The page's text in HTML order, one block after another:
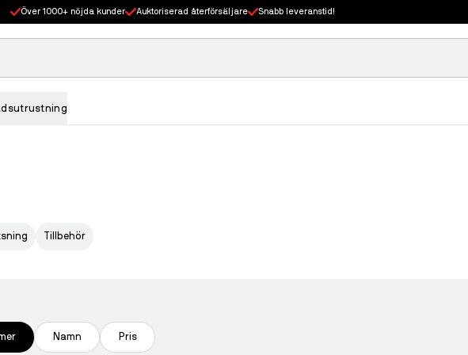
Över 1000+ nöjda kunder Auktoriserad återförsäljare Snabb leveranstid!
Tillbehör
Namn Pris